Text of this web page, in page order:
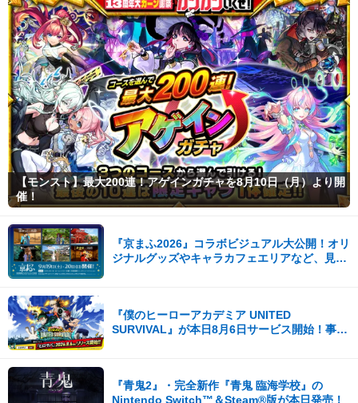
【モンスト】最大200連！アゲインガチャを8月10日（月）より開
催！
『京まふ2026』コラボビジュアル大公開！オリ
ジナルグッズやキャラカフェエリアなど、見ど
『僕のヒーローアカデミア UNITED
SURVIVAL』が本日8月6日サービス開始！事前
『青鬼2』・完全新作『青鬼 臨海学校』の
Nintendo Switch™＆Steam®版が本日発売！